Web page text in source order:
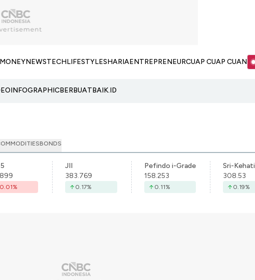
NEWSTECHLIFESTYLESHARIAENTREPRENEURCUAP CUAP CUAN
INFOGRAPHICBERBUATBAIK.ID
BONDS
%
JII
383.769
0.17%
Pefindo i-Grade
158.253
0.11%
Sri-Kehati
308.53
0.19%